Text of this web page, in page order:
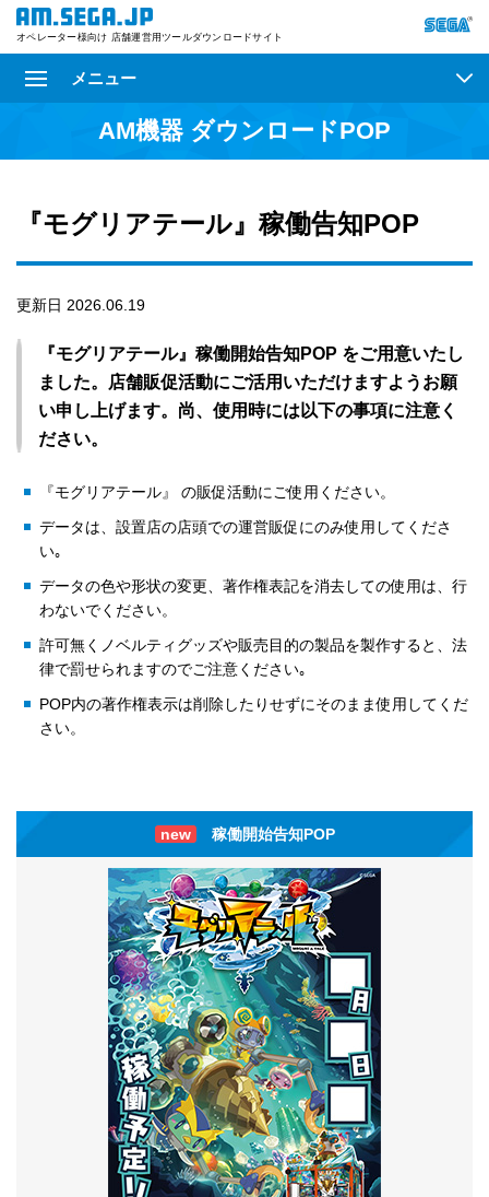
オペレーター様向け 店舗運営用ツールダウンロードサイト
メニュー
AM機器 ダウンロードPOP
『モグリアテール』稼働告知POP
更新日 2026.06.19
『モグリアテール』稼働開始告知POP をご用意いたし
ました。店舗販促活動にご活用いただけますようお願
い申し上げます。尚、使用時には以下の事項に注意く
ださい。
『モグリアテール』 の販促活動にご使用ください。
データは、設置店の店頭での運営販促にのみ使用してくださ
い｡
データの色や形状の変更、著作権表記を消去しての使用は、行
わないでください。
許可無くノベルティグッズや販売目的の製品を製作すると、法
律で罰せられますのでご注意ください｡
POP内の著作権表示は削除したりせずにそのまま使用してくだ
さい。
new 稼働開始告知POP